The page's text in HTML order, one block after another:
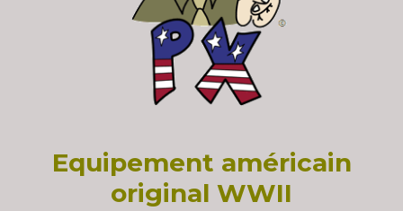
Equipement américain
original WWII